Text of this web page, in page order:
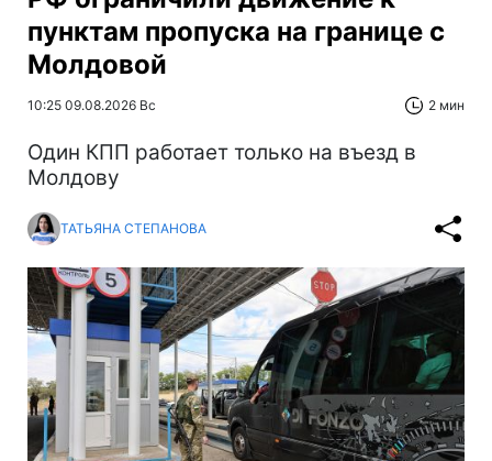
пунктам пропуска на границе с
Молдовой
10:25 09.08.2026 Вс 2 мин
Один КПП работает только на въезд в
Молдову
ТАТЬЯНА СТЕПАНОВА